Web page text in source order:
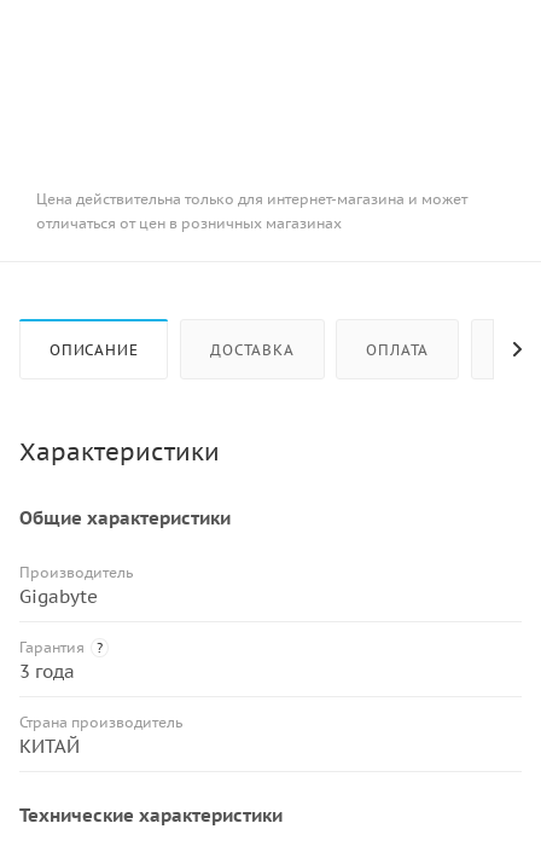
Цена действительна только для интернет-магазина и может
отличаться от цен в розничных магазинах
ОПИСАНИЕ ДОСТАВКА ОПЛАТА
Характеристики
Общие характеристики
Производитель
Gigabyte
Гарантия ?
3 года
Страна производитель
КИТАЙ
Технические характеристики